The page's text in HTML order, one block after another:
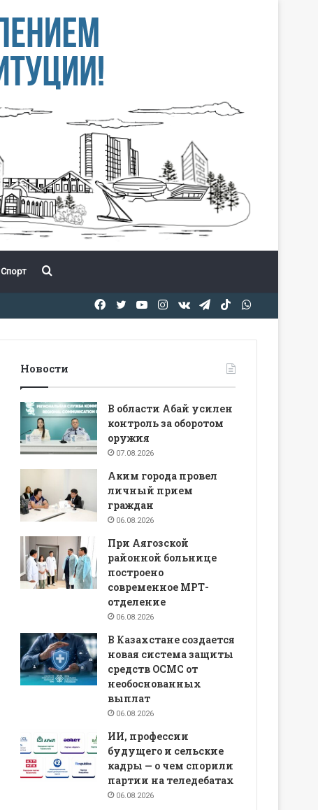
Спорт Іздеу
TikTok
Telegram
vk.com
Instagram
YouTube
Twitter
Facebook
Новости
В области Абай усилен
контроль за оборотом
оружия
07.08.2026
Аким города провел
личный прием
граждан
06.08.2026
При Аягозской
районной больнице
построено
современное МРТ-
отделение
06.08.2026
В Казахстане создается
новая система защиты
средств ОСМС от
необоснованных
выплат
06.08.2026
ИИ, профессии
будущего и сельские
кадры — о чем спорили
партии на теледебатах
06.08.2026